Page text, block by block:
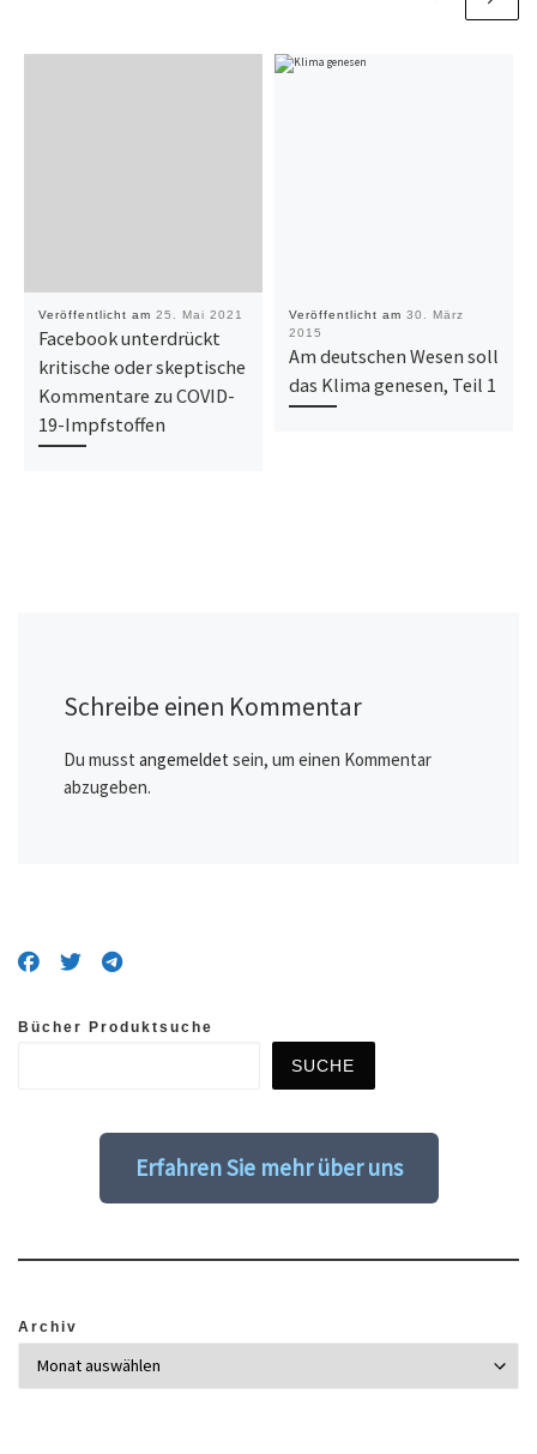
Veröffentlicht am 25. Mai 2021
Facebook unterdrückt
kritische oder skeptische
Kommentare zu COVID-
19-Impfstoffen
Veröffentlicht am 30. März
2015
Am deutschen Wesen soll
das Klima genesen, Teil 1
Schreibe einen Kommentar
Du musst angemeldet sein, um einen Kommentar
abzugeben.
Bücher Produktsuche
SUCHE
Erfahren Sie mehr über uns
Archiv